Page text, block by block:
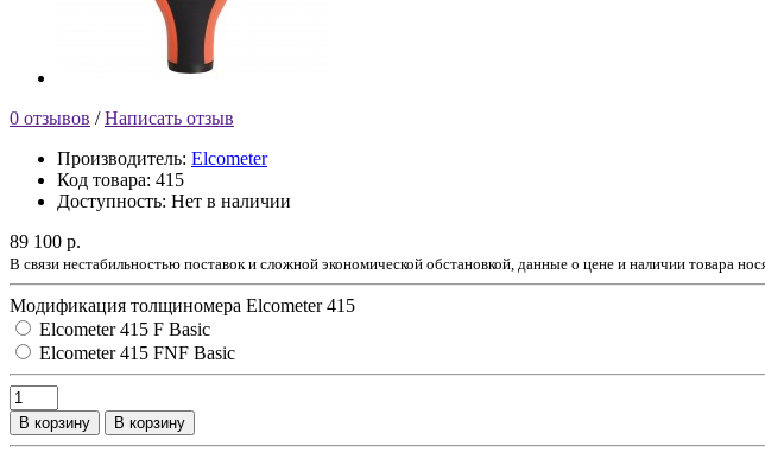
0 отзывов /Написать отзыв
Производитель: Elcometer
Код товара: 415
Доступность: Нет в наличии
89 100 р.
В связи нестабильностью поставок и сложной экономической обстановкой, данные о цене и наличии товара
Модификация толщиномера Elcometer 415
Elcometer 415 F Basic
Elcometer 415 FNF Basic
В корзину В корзину